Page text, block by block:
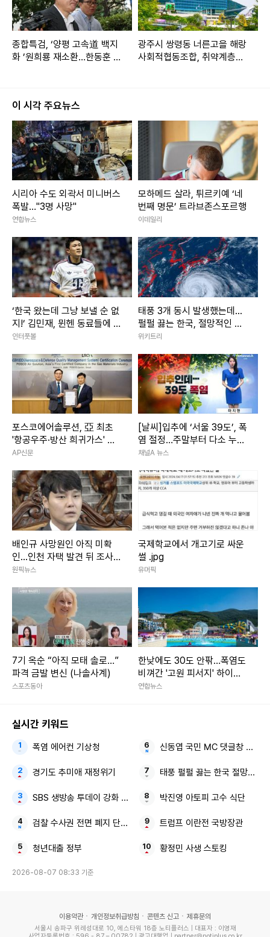
종합특검, ‘양평 고속道 백지
화 ’원희룡 재소환…한동훈 소
광주시 쌍령동 너른고을 해랑
사회적협동조합, 취약계층에
이 시각 주요뉴스
시리아 수도 외곽서 미니버스
폭발…"3명 사망"
연합뉴스
모하메드 살라, 튀르키예 ‘네
번째 명문’ 트라브존스포르행
이데일리
‘한국 왔는데 그냥 보낼 순 없
지!’ 김민재, 뮌헨 동료들에 한
턱냈다 “투어 기념 특별한 한
인터풋볼
태풍 3개 동시 발생했는데...
펄펄 끓는 한국, 절망적인 소
식 떴다
위키트리
포스코에어솔루션, 亞 최초
'항공우주·방산 희귀가스' 품
질 문턱 넘었다
AP신문
[날씨]입추에 ‘서울 39도’, 폭
염 절정…주말부터 다소 누그
러져
채널A 뉴스
배인규 사망원인 아직 미확
인...인천 자택 발견 뒤 조사
진행
원픽뉴스
국제학교에서 개고기로 싸운
썰 .jpg
유머픽
7기 옥순 “아직 모태 솔로…”
파격 금발 변신 (나솔사계)
스포츠동아
한낮에도 30도 안팎…폭염도
비껴간 '고원 피서지' 하이원
리조트
연합뉴스
실시간 키워드
폭염 에어컨 기상청
경기도 추미애 재정위기
SBS 생방송 투데이 강화 맛집
검찰 수사권 전면 폐지 단계적 시행
청년대출 정부
신동엽 국민 MC 댓글창 박살
태풍 펄펄 끓는 한국 절망적인
박진영 아토피 고수 식단
트럼프 이란전 국방장관
황정민 사생 스토킹
2026-08-07 08:33 기준
이용약관 개인정보취급방침 콘텐츠 신고 제휴문의
서울시 송파구 위례성대로 10, 에스타워 18층 노티플러스 | 대표자 : 이영재